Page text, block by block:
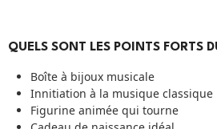
QUELS SONT LES POINTS FORTS
Boîte à bijoux musicale
Innitiation à la musique classique
Figurine animée qui tourne